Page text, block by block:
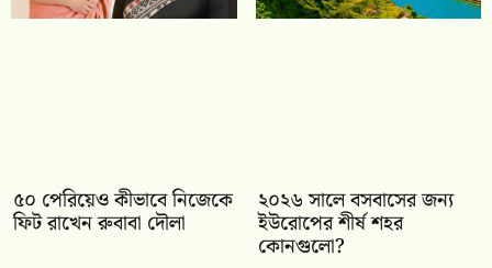
৫০ পেরিয়েও কীভাবে নিজেকে
ফিট রাখেন রুবাবা দৌলা
২০২৬ সালে বসবাসের জন্য
ইউরোপের শীর্ষ শহর
কোনগুলো?